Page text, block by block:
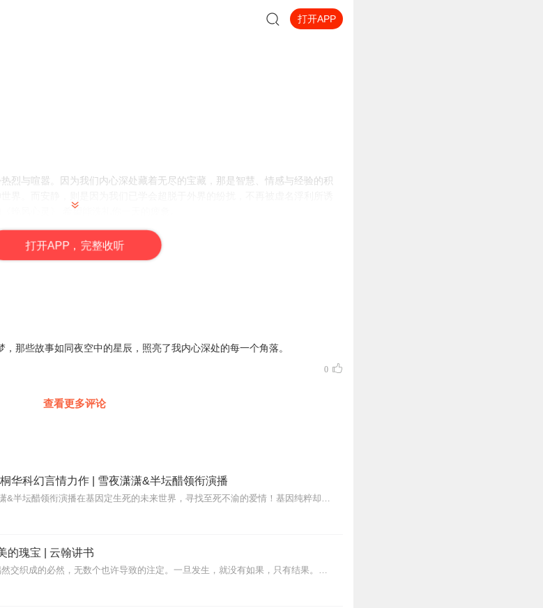
打开APP
烈与喧嚣。​因为我们内心深处藏着无尽的宝藏，那是智慧、情感与经验的积
晚风心灵》 希望能洗礼你一天的疲惫。
打开APP，完整收听
那些故事如同夜空中的星辰，照亮了我内心深处的每一个角落。
0
查看更多评论
华科幻言情力作 | 雪夜潇潇&半坛醋领衔演播
“燃情天后”桐华科幻言情，雪夜潇潇&半坛醋领衔演播在基因定生死的未来世界，寻找至死不渝的爱情！基因纯粹却没有记忆的女子与携带异种基因的男人相遇。一个是从别人基...
的瑰宝 | 云翰讲书
爱情就像生命的诞生，是无数个偶然交织成的必然，无数个也许导致的注定。一旦发生，就没有如果，只有结果。浩瀚的星际中，万事万物都逃不过时间，都会随着时间流逝衰老死去...